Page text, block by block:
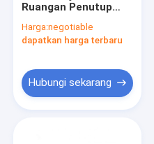
Ruangan Penutup
Velcro Pemanasan
Cepat Ringan
Harga:negotiable
dapatkan harga terbaru
Hubungi sekarang